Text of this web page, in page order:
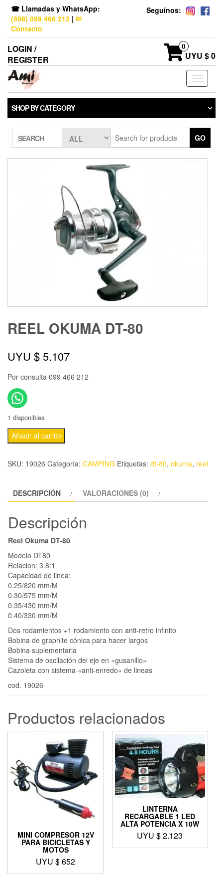
☎ Llamadas y WhatsApp:
(598) 099 466 212 | ✉
Contacto
Seguínos:
LOGIN /
REGISTER
0
UYU $ 0
Toggle
SHOP BY CATEGORY
SEARCH GO
REEL OKUMA DT-80
UYU $ 5.107
Por consulta 099 466 212
1 disponibles
Añadir al carrito
SKU: 19026 Categoría: CAMPING Etiquetas: dt-80, okuma, reel
DESCRIPCIÓN VALORACIONES (0)
Descripción
Reel Okuma DT-80
Modelo DT80
Relacion: 3.8:1
Capacidad de linea:
0.25/820 mm/M
0.30/575 mm/M
0.35/430 mm/M
0.40/330 mm/M
Dos rodamientos +1 rodamiento con anti-retro infinito
Bobina de graphite cónica para hacer largos
Bobina suplementaria
Sistema de oscilación del eje en «gusanillo»
Cazoleta con sistema «anti-enredo» de lineas
cod. 19026
Productos relacionados
MINI COMPRESOR 12V
PARA BICICLETAS Y
MOTOS
UYU $652
LINTERNA
RECARGABLE 1 LED
ALTA POTENCIA X 10W
UYU $2.123